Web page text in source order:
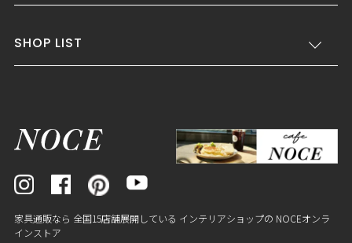
SHOP LIST
家具通販なら 全国15店舗展開している インテリアショップの NOCEオンラ
インストア